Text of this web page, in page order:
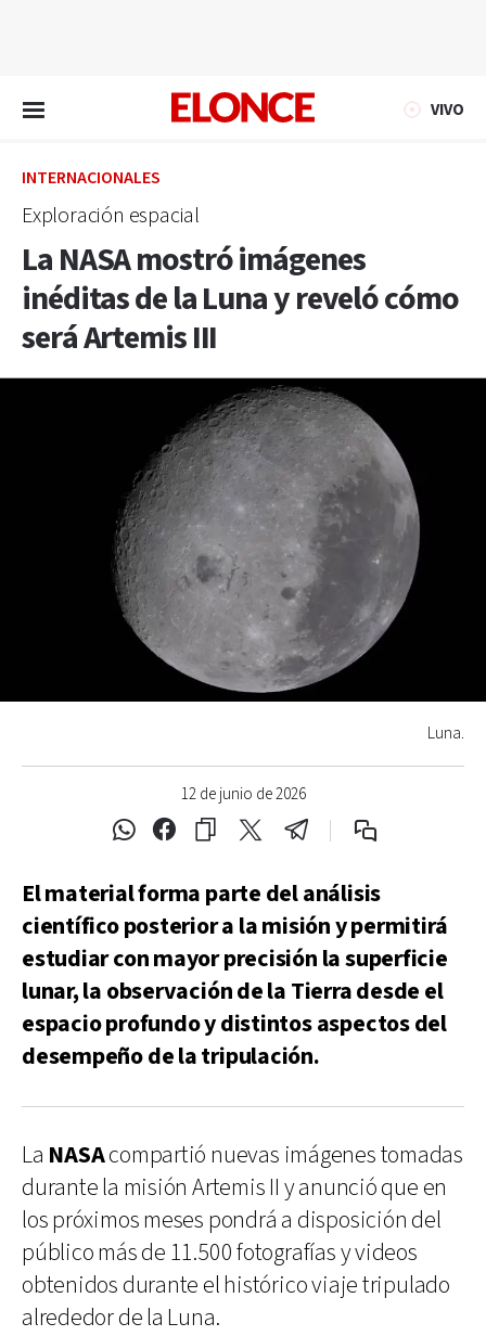
VIVO
INTERNACIONALES
Exploración espacial
La NASA mostró imágenes
inéditas de la Luna y reveló cómo
será Artemis III
12 de junio de 2026
Luna.
El material forma parte del análisis
científico posterior a la misión y permitirá
estudiar con mayor precisión la superficie
lunar, la observación de la Tierra desde el
espacio profundo y distintos aspectos del
desempeño de la tripulación.
La NASAcompartió nuevas imágenes tomadas
durante la misión Artemis II y anunció que en
los próximos meses pondrá a disposición del
público más de 11.500 fotografías y videos
obtenidos durante el histórico viaje tripulado
alrededor de la Luna.